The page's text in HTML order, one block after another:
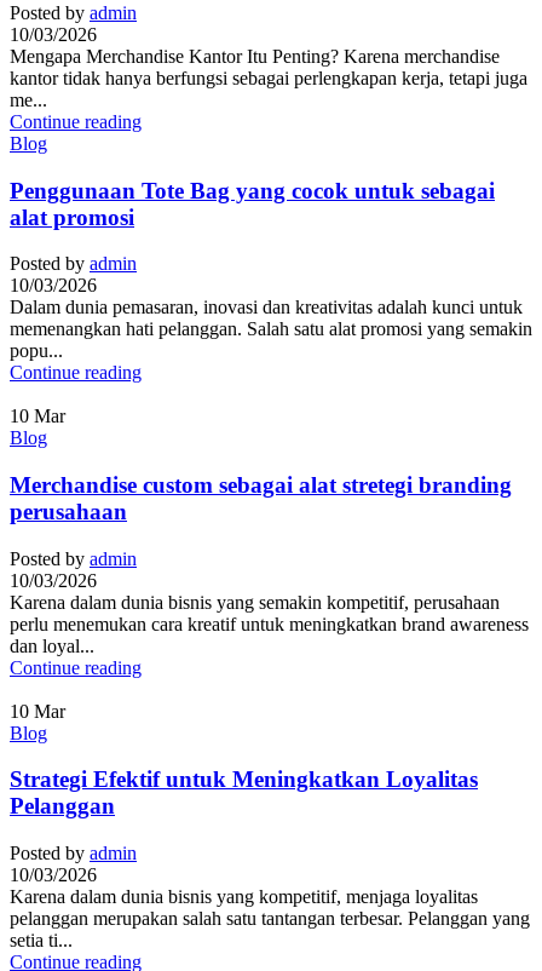
Posted by admin
10/03/2026
Mengapa Merchandise Kantor Itu Penting? Karena merchandise
kantor tidak hanya berfungsi sebagai perlengkapan kerja, tetapi juga
me...
Continue reading
Blog
Penggunaan Tote Bag yang cocok untuk sebagai
alat promosi
Posted by admin
10/03/2026
Dalam dunia pemasaran, inovasi dan kreativitas adalah kunci untuk
memenangkan hati pelanggan. Salah satu alat promosi yang semakin
popu...
Continue reading
10 Mar
Blog
Merchandise custom sebagai alat stretegi branding
perusahaan
Posted by admin
10/03/2026
Karena dalam dunia bisnis yang semakin kompetitif, perusahaan
perlu menemukan cara kreatif untuk meningkatkan brand awareness
dan loyal...
Continue reading
10 Mar
Blog
Strategi Efektif untuk Meningkatkan Loyalitas
Pelanggan
Posted by admin
10/03/2026
Karena dalam dunia bisnis yang kompetitif, menjaga loyalitas
pelanggan merupakan salah satu tantangan terbesar. Pelanggan yang
setia ti...
Continue reading